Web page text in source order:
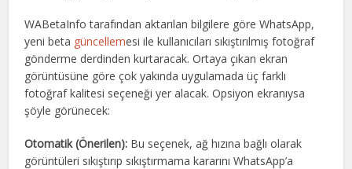
WABetaInfo tarafından aktarılan bilgilere göre WhatsApp,
yeni beta güncellemesi ile kullanıcıları sıkıştırılmış fotoğraf
gönderme derdinden kurtaracak. Ortaya çıkan ekran
görüntüsüne göre çok yakında uygulamada üç farklı
fotoğraf kalitesi seçeneği yer alacak. Opsiyon ekranıysa
şöyle görünecek:
Otomatik (Önerilen): Bu seçenek, ağ hızına bağlı olarak
görüntüleri sıkıştırıp sıkıştırmama kararını WhatsApp’a